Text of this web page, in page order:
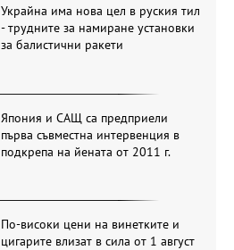
Украйна има нова цел в руския тил
- трудните за намиране установки
за балистични ракети
Япония и САЩ са предприели
първа съвместна интервенция в
подкрепа на йената от 2011 г.
По-високи цени на винетките и
цигарите влизат в сила от 1 август